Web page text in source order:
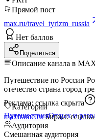
Прямой пост
max.ru/travel_tyrizm_russia
Нет баллов
Поделиться
Описание канала в
Путешествие по России
отечество страна город
Реклама: ссылка скрыта
maxframe.ruБиржа:
Категории
ПутешествияОтдых и
Аудитория
Смешанная аудитория